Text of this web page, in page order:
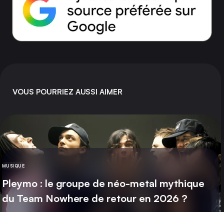
VOUS POURRIEZ AUSSI AIMER
CATÉGORIE
MUSIQUE
Pleymo : le groupe de néo-metal mythique
du Team Nowhere de retour en 2026 ?